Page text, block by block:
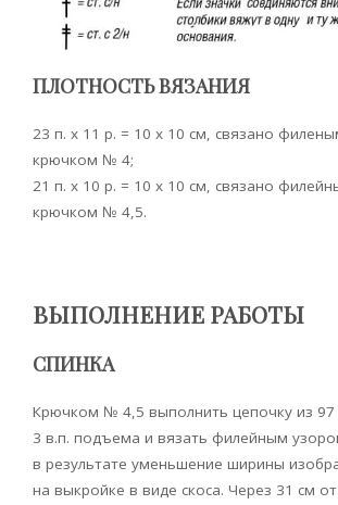
ПЛОТНОСТЬ ВЯЗАНИЯ
23 п. х 11 р. = 10 x 10 см, связано
крючком № 4;
21 п. х 10 р. = 10 x 10 см, связано
крючком № 4,5.
ВЫПОЛНЕНИЕ РАБОТЫ
СПИНКА
Крючком № 4,5 выполнить цепочку из 97
3 в.п. подъема и вязать филейным
в результате уменьшение ширины
на выкройке в виде скоса. Через 31 см